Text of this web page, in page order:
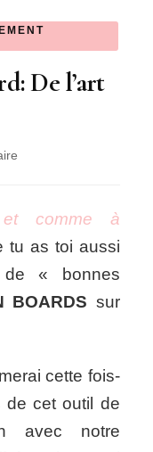
De l’art
Board:
De
l’éveil
et comme à
tu as toi aussi
« bonnes
BOARDS sur
cette fois-
de cet outil de
avec notre